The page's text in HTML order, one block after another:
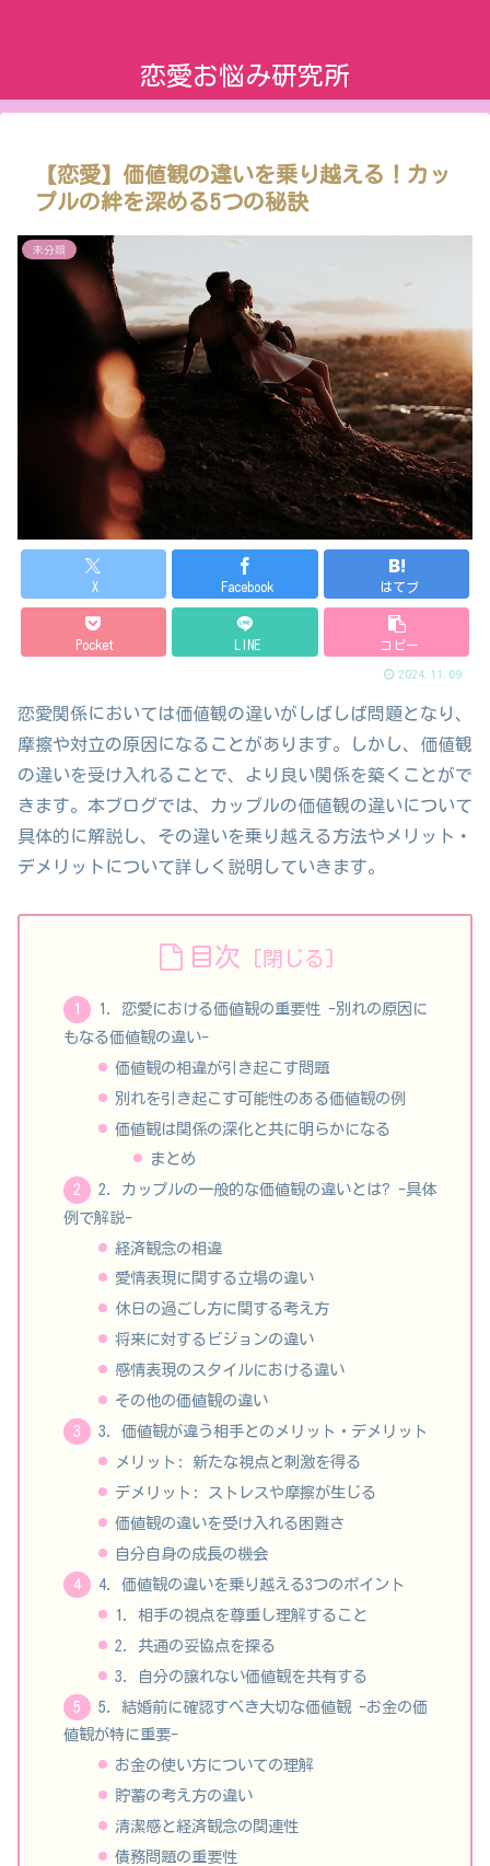
恋愛お悩み研究所
【恋愛】価値観の違いを乗り越える！カッ
プルの絆を深める5つの秘訣
未分類
X Facebook はてブ
Pocket LINE コピー
2024.11.09
恋愛関係においては価値観の違いがしばしば問題となり、
摩擦や対立の原因になることがあります。しかし、価値観
の違いを受け入れることで、より良い関係を築くことがで
きます。本ブログでは、カップルの価値観の違いについて
具体的に解説し、その違いを乗り越える方法やメリット・
デメリットについて詳しく説明していきます。
目次
1. 恋愛における価値観の重要性 -別れの原因に
もなる価値観の違い-
価値観の相違が引き起こす問題
別れを引き起こす可能性のある価値観の例
価値観は関係の深化と共に明らかになる
まとめ
2. カップルの一般的な価値観の違いとは? -具体
例で解説-
経済観念の相違
愛情表現に関する立場の違い
休日の過ごし方に関する考え方
将来に対するビジョンの違い
感情表現のスタイルにおける違い
その他の価値観の違い
3. 価値観が違う相手とのメリット・デメリット
メリット: 新たな視点と刺激を得る
デメリット: ストレスや摩擦が生じる
価値観の違いを受け入れる困難さ
自分自身の成長の機会
4. 価値観の違いを乗り越える3つのポイント
1. 相手の視点を尊重し理解すること
2. 共通の妥協点を探る
3. 自分の譲れない価値観を共有する
5. 結婚前に確認すべき大切な価値観 -お金の価
値観が特に重要-
お金の使い方についての理解
貯蓄の考え方の違い
清潔感と経済観念の関連性
債務問題の重要性